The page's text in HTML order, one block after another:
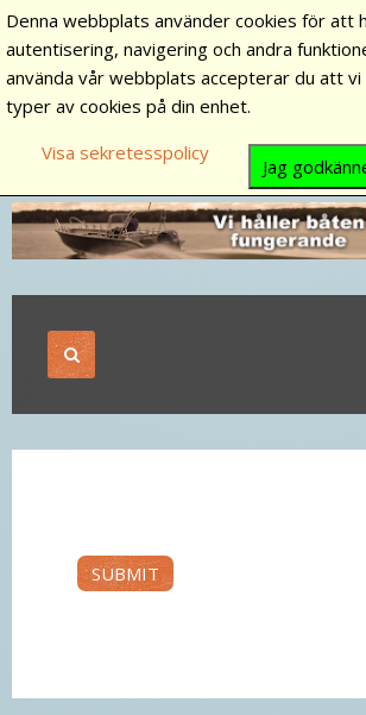
SUBMIT
Denna webbplats använder cookies för att
autentisering, navigering och andra
använda vår webbplats accepterar du att vi
typer av cookies på din enhet.
Visa sekretesspolicy
Jag